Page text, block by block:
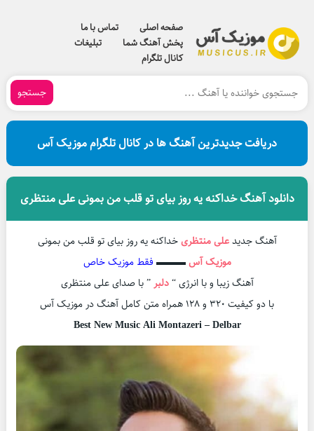
صفحه اصلی
تماس با ما
پخش آهنگ شما
تبلیغات
کانال تلگرام
جستجو
دریافت جدیدترین آهنگ ها در کانال تلگرام موزیک آس
دانلود آهنگ خداکنه یه روز بیای تو قلب من بمونی علی منتظری
آهنگ جدیدعلی منتظریخداکنه یه روز بیای تو قلب من بمونی
موزیک آس▬▬▬ فقط موزیک خاص
آهنگ زیبا و با انرژی “دلبر ” با صدای علی منتظری
با دو کیفیت ۳۲۰ و ۱۲۸ همراه متن کامل آهنگ در موزیک آس
Best New Music Ali Montazeri – Delbar